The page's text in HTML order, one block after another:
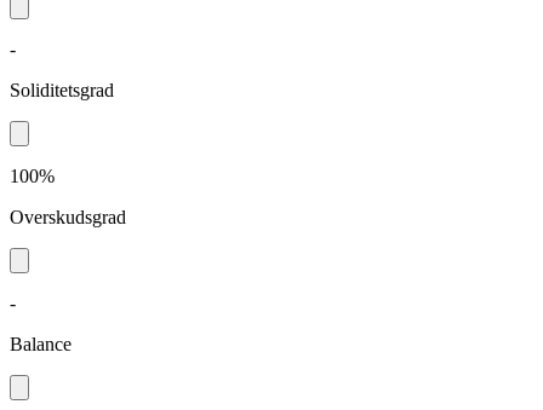
-
Soliditetsgrad
100%
Overskudsgrad
-
Balance